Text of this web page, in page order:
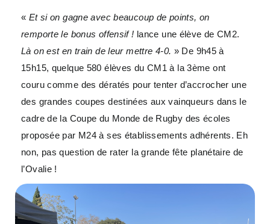
« Et si on gagne avec beaucoup de points, on
remporte le bonus offensif ! lance une élève de CM2.
Là on est en train de leur mettre 4-0. » De 9h45 à
15h15, quelque 580 élèves du CM1 à la 3ème ont
couru comme des dératés pour tenter d’accrocher une
des grandes coupes destinées aux vainqueurs dans le
cadre de la Coupe du Monde de Rugby des écoles
proposée par M24 à ses établissements adhérents. Eh
non, pas question de rater la grande fête planétaire de
l’Ovalie !